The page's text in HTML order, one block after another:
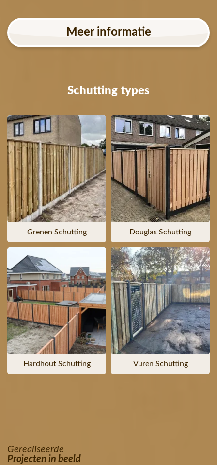
Meer informatie
Schutting types
Grenen Schutting Douglas Schutting
Hardhout Schutting Vuren Schutting
Gerealiseerde
Projecten in beeld